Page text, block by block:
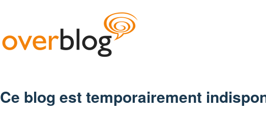
Ce blog est temporairement